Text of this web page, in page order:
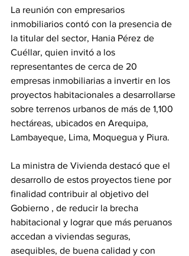
La reunión con empresarios
inmobiliarios contó con la presencia de
la titular del sector, Hania Pérez de
Cuéllar, quien invitó a los
representantes de cerca de 20
empresas inmobiliarias a invertir en los
proyectos habitacionales a desarrollarse
sobre terrenos urbanos de más de 1,100
hectáreas, ubicados en Arequipa,
Lambayeque, Lima, Moquegua y Piura.
La ministra de Vivienda destacó que el
desarrollo de estos proyectos tiene por
finalidad contribuir al objetivo del
Gobierno , de reducir la brecha
habitacional y lograr que más peruanos
accedan a viviendas seguras,
asequibles, de buena calidad y con